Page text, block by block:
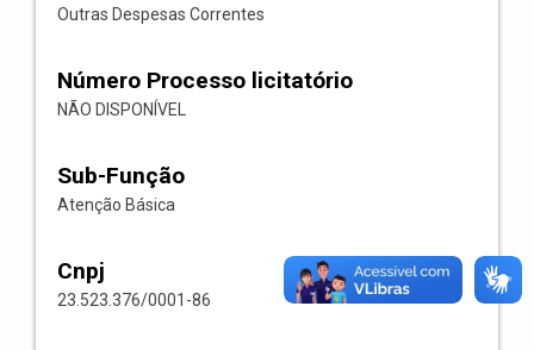
Outras Despesas Correntes
Número Processo licitatório
NÃO DISPONÍVEL
Sub-Função
Atenção Básica
Cnpj
23.523.376/0001-86